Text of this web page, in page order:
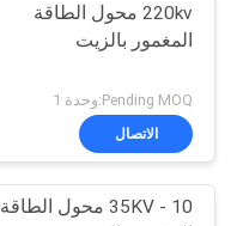
220kv محول الطاقة
المغمور بالزيت
Pending MOQ:وحدة 1
الاتصال
10 - 35KV محول الطاقة